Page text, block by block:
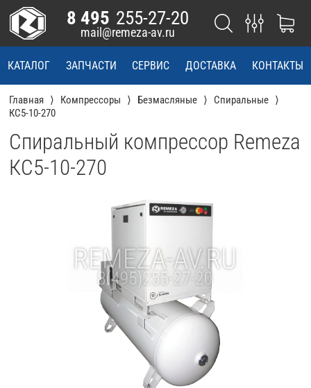
КАТАЛОГ ЗАПЧАСТИ СЕРВИС ДОСТАВКА КОНТАКТЫ
8 495 255-27-20
mail@remeza-av.ru
Главная Компрессоры Безмасляные
Спиральные
КС5-10-270
Спиральный компрессор Remeza
КС5-10-270